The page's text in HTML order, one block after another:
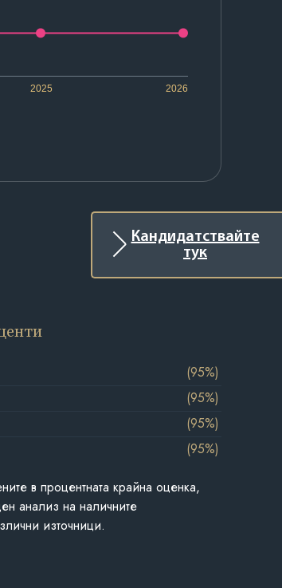
Кандидатствайте
тук
2025 2026
(95%)
(95%)
(95%)
(95%)
в процентната крайна оценка,
анализ на наличните
източници.